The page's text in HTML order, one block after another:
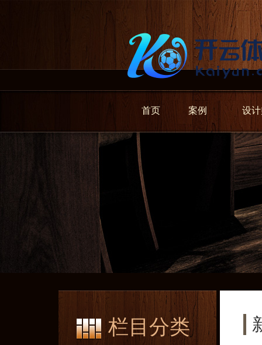
首页 案例 设
栏目分类